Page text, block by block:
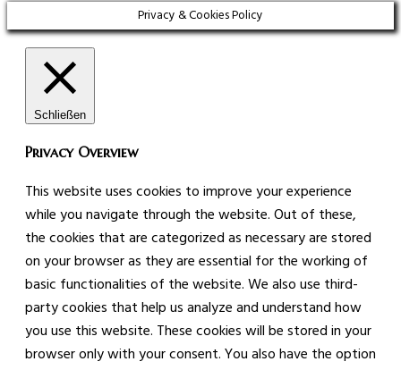
Privacy & Cookies Policy
Schließen
Privacy Overview
This website uses cookies to improve your experience
while you navigate through the website. Out of these,
the cookies that are categorized as necessary are stored
on your browser as they are essential for the working of
basic functionalities of the website. We also use third-
party cookies that help us analyze and understand how
you use this website. These cookies will be stored in your
browser only with your consent. You also have the option